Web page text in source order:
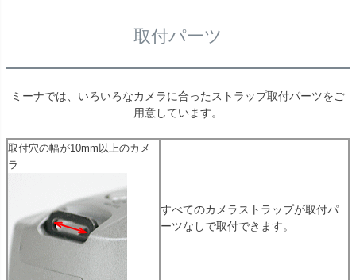
取付パーツ
ミーナでは、いろいろなカメラに合ったストラップ取付パーツをご
用意しています。
取付穴の幅が10mm以上のカメ
ラ
すべてのカメラストラップが取付パ
ーツなしで取付できます。